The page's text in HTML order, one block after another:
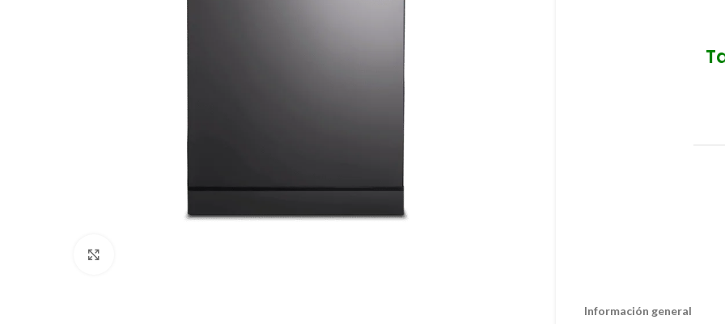
Información general